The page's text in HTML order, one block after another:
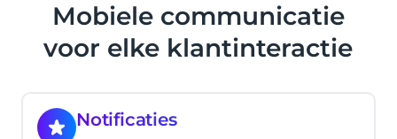
Mobiele communicatie
voor elke klantinteractie
Notificaties